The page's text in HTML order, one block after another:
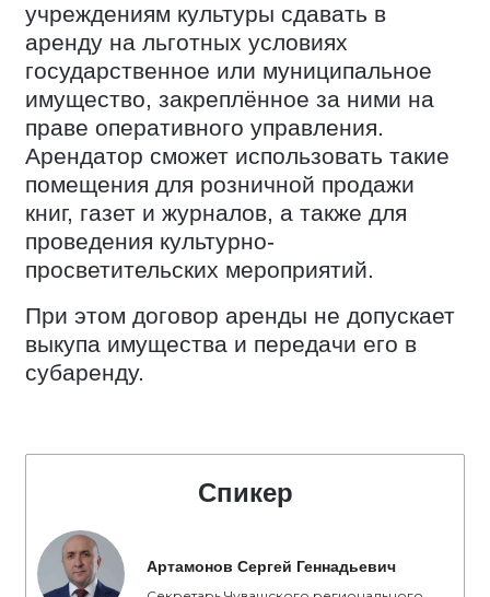
учреждениям культуры сдавать в
аренду на льготных условиях
государственное или муниципальное
имущество, закреплённое за ними на
праве оперативного управления.
Арендатор сможет использовать такие
помещения для розничной продажи
книг, газет и журналов, а также для
проведения культурно-
просветительских мероприятий.
При этом договор аренды не допускает
выкупа имущества и передачи его в
субаренду.
Спикер
Артамонов Сергей Геннадьевич